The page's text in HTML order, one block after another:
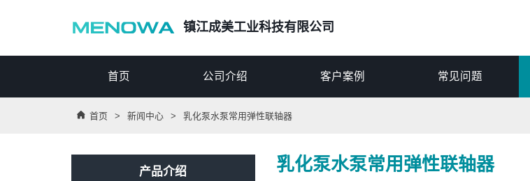
镇江成美工业科技有限公司
首页 公司介绍 客户案例 常见问题
 首页 > 新闻中心 > 乳化泵水泵常用弹性联轴器
乳化泵水泵常用弹性联轴器
产品介绍